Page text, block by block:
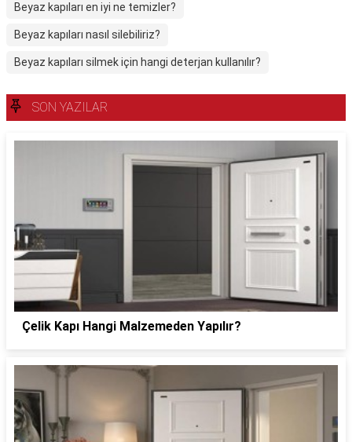
Beyaz kapıları en iyi ne temizler?
Beyaz kapıları nasıl silebiliriz?
Beyaz kapıları silmek için hangi deterjan kullanılır?
SON YAZILAR
Çelik Kapı Hangi Malzemeden Yapılır?